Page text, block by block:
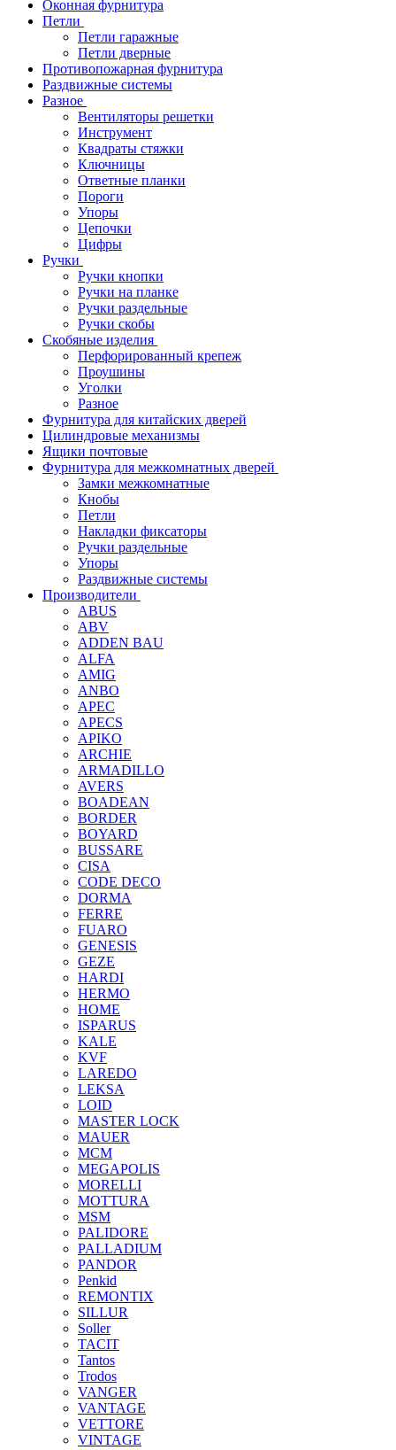
Оконная фурнитура
Петли
Петли гаражные
Петли дверные
Противопожарная фурнитура
Раздвижные системы
Разное
Вентиляторы решетки
Инструмент
Квадраты стяжки
Ключницы
Ответные планки
Пороги
Упоры
Цепочки
Цифры
Ручки
Ручки кнопки
Ручки на планке
Ручки раздельные
Ручки скобы
Скобяные изделия
Перфорированный крепеж
Проушины
Уголки
Разное
Фурнитура для китайских дверей
Цилиндровые механизмы
Ящики почтовые
Фурнитура для межкомнатных дверей
Замки межкомнатные
Кнобы
Петли
Накладки фиксаторы
Ручки раздельные
Упоры
Раздвижные системы
Производители
ABUS
ABV
ADDEN BAU
ALFA
AMIG
ANBO
APEC
APECS
APIKO
ARCHIE
ARMADILLO
AVERS
BOADEAN
BORDER
BOYARD
BUSSARE
CISA
CODE DECO
DORMA
FERRE
FUARO
GENESIS
GEZE
HARDI
HERMO
HOMЕ
ISPARUS
KALE
KVF
LAREDO
LEKSA
LOID
MASTER LOCK
MAUER
MCM
MEGAPOLIS
MORELLI
MOTTURA
MSM
PALIDORE
PALLADIUM
PANDOR
Penkid
REMONTIX
SILLUR
Soller
TACIT
Tantos
Trodos
VANGER
VANTAGE
VETTORE
VINTAGE